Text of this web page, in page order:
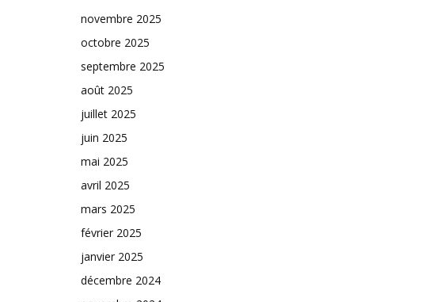
novembre 2025
octobre 2025
septembre 2025
août 2025
juillet 2025
juin 2025
mai 2025
avril 2025
mars 2025
février 2025
janvier 2025
décembre 2024